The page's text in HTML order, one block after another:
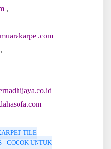
,
,
TILE
- COCOK UNTUK